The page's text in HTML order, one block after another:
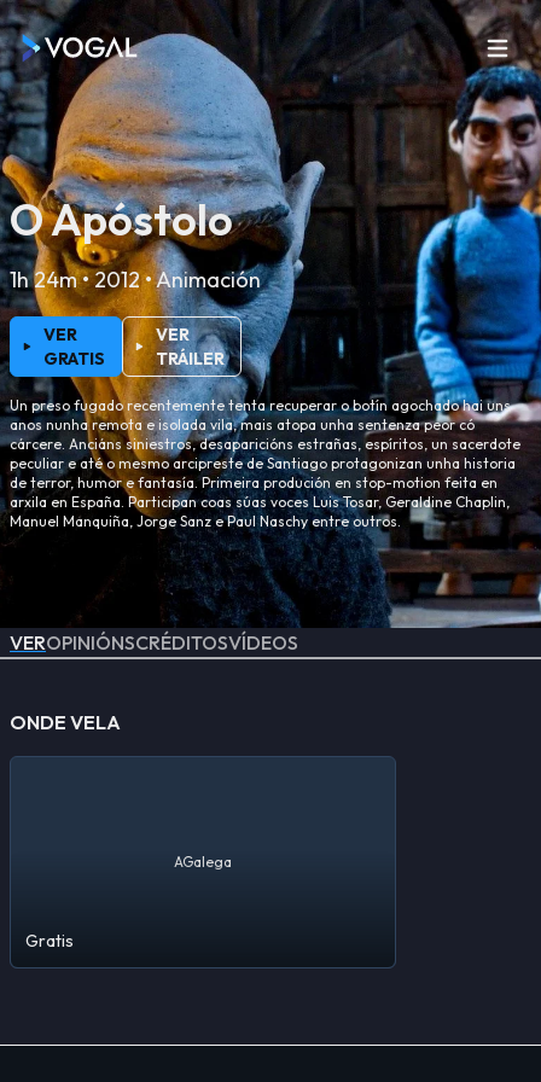
O Apóstolo
1h 24m • 2012 • Animación
VER
GRATIS
VER
TRÁILER
Un preso fugado recentemente tenta recuperar o botín agochado hai uns
anos nunha remota e isolada vila, mais atopa unha sentenza peor có
cárcere. Anciáns siniestros, desaparicións estrañas, espíritos, un sacerdote
peculiar e até o mesmo arcipreste de Santiago protagonizan unha historia
de terror, humor e fantasía. Primeira produción en stop-motion feita en
arxila en España. Participan coas súas voces Luis Tosar, Geraldine Chaplin,
Manuel Manquiña, Jorge Sanz e Paul Naschy entre outros.
VEROPINIÓNSCRÉDITOSVÍDEOS
ONDE VELA
AGalega
Gratis